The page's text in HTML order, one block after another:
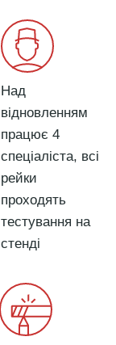
Над
відновленням
працює 4
спеціаліста, всі
рейки
проходять
тестування на
стенді